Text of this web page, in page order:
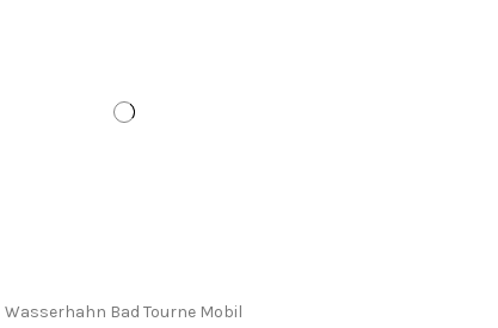
Wasserhahn Bad Tourne Mobil